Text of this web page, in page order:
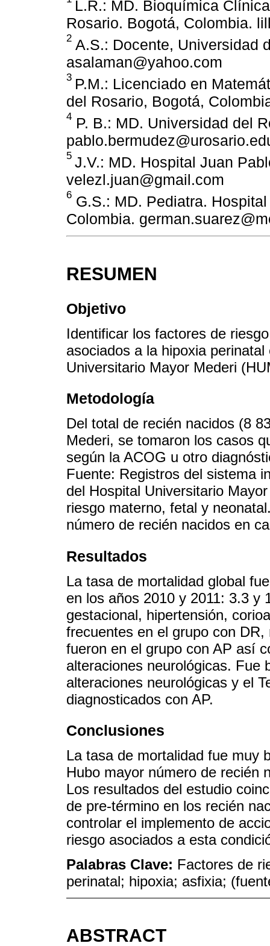
L.R.: MD. Bioquímica
Rosario. Bogotá, Colombia.
2 A.S.: Docente, Universidad
asalaman@yahoo.com
3 P.M.: Licenciado en
del Rosario, Bogotá,
4 P. B.: MD. Universidad del
5 J.V.: MD. Hospital Juan
velezl.juan@gmail.com
6 G.S.: MD. Pediatra.
Colombia.
RESUMEN
Objetivo
Identificar los factores de
asociados a la hipoxia
Universitario Mayor Mederi
Metodología
Del total de recién nacidos (8
Mederi, se tomaron los casos
según la ACOG u otro
Fuente: Registros del sistema
del Hospital Universitario
riesgo materno, fetal y
número de recién nacidos en
Resultados
La tasa de mortalidad global
en los años 2010 y 2011: 3.3 y
gestacional, hipertensión,
frecuentes en el grupo con
fueron en el grupo con AP así
alteraciones neurológicas. Fue
alteraciones neurológicas y el
diagnosticados con AP.
Conclusiones
La tasa de mortalidad fue muy
Hubo mayor número de recién
Los resultados del estudio
de pre-término en los recién
controlar el implemento de
riesgo asociados a esta
Palabras Clave: Factores de
perinatal; hipoxia; asfixia;
ABSTRACT